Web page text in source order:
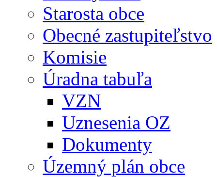
Starosta obce
Obecné zastupiteľstvo
Komisie
Úradna tabuľa
VZN
Uznesenia OZ
Dokumenty
Územný plán obce